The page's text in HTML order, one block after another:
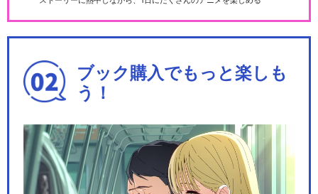
ブック購入でもっと楽しも
う！